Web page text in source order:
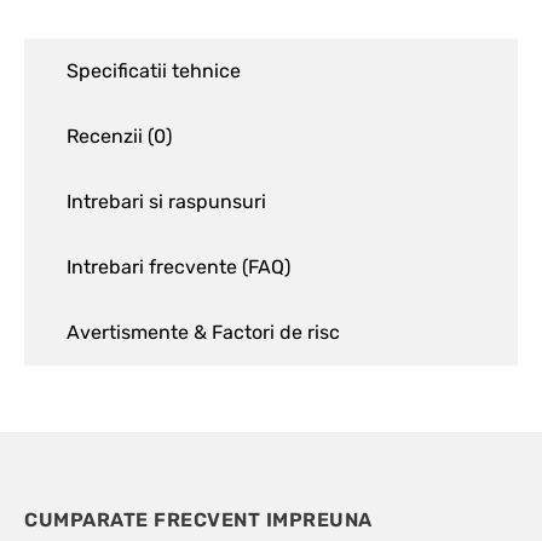
Specificatii tehnice
Recenzii (0)
Intrebari si raspunsuri
Intrebari frecvente (FAQ)
Avertismente & Factori de risc
CUMPARATE FRECVENT IMPREUNA